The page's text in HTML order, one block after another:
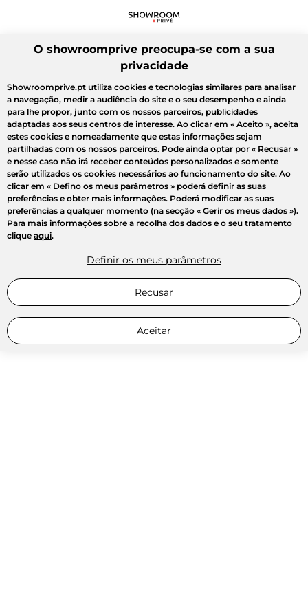
O showroomprive preocupa-se com a sua
privacidade
Showroomprive.pt utiliza cookies e tecnologias similares para analisar
a navegação, medir a audiência do site e o seu desempenho e ainda
para lhe propor, junto com os nossos parceiros, publicidades
adaptadas aos seus centros de interesse. Ao clicar em « Aceito », aceita
estes cookies e nomeadamente que estas informações sejam
partilhadas com os nossos parceiros. Pode ainda optar por « Recusar »
e nesse caso não irá receber conteúdos personalizados e somente
serão utilizados os cookies necessários ao funcionamento do site. Ao
clicar em « Defino os meus parâmetros » poderá definir as suas
preferências e obter mais informações. Poderá modificar as suas
preferências a qualquer momento (na secção « Gerir os meus dados »).
Para mais informações sobre a recolha dos dados e o seu tratamento
clique aqui.
Definir os meus parâmetros
Recusar
Aceitar